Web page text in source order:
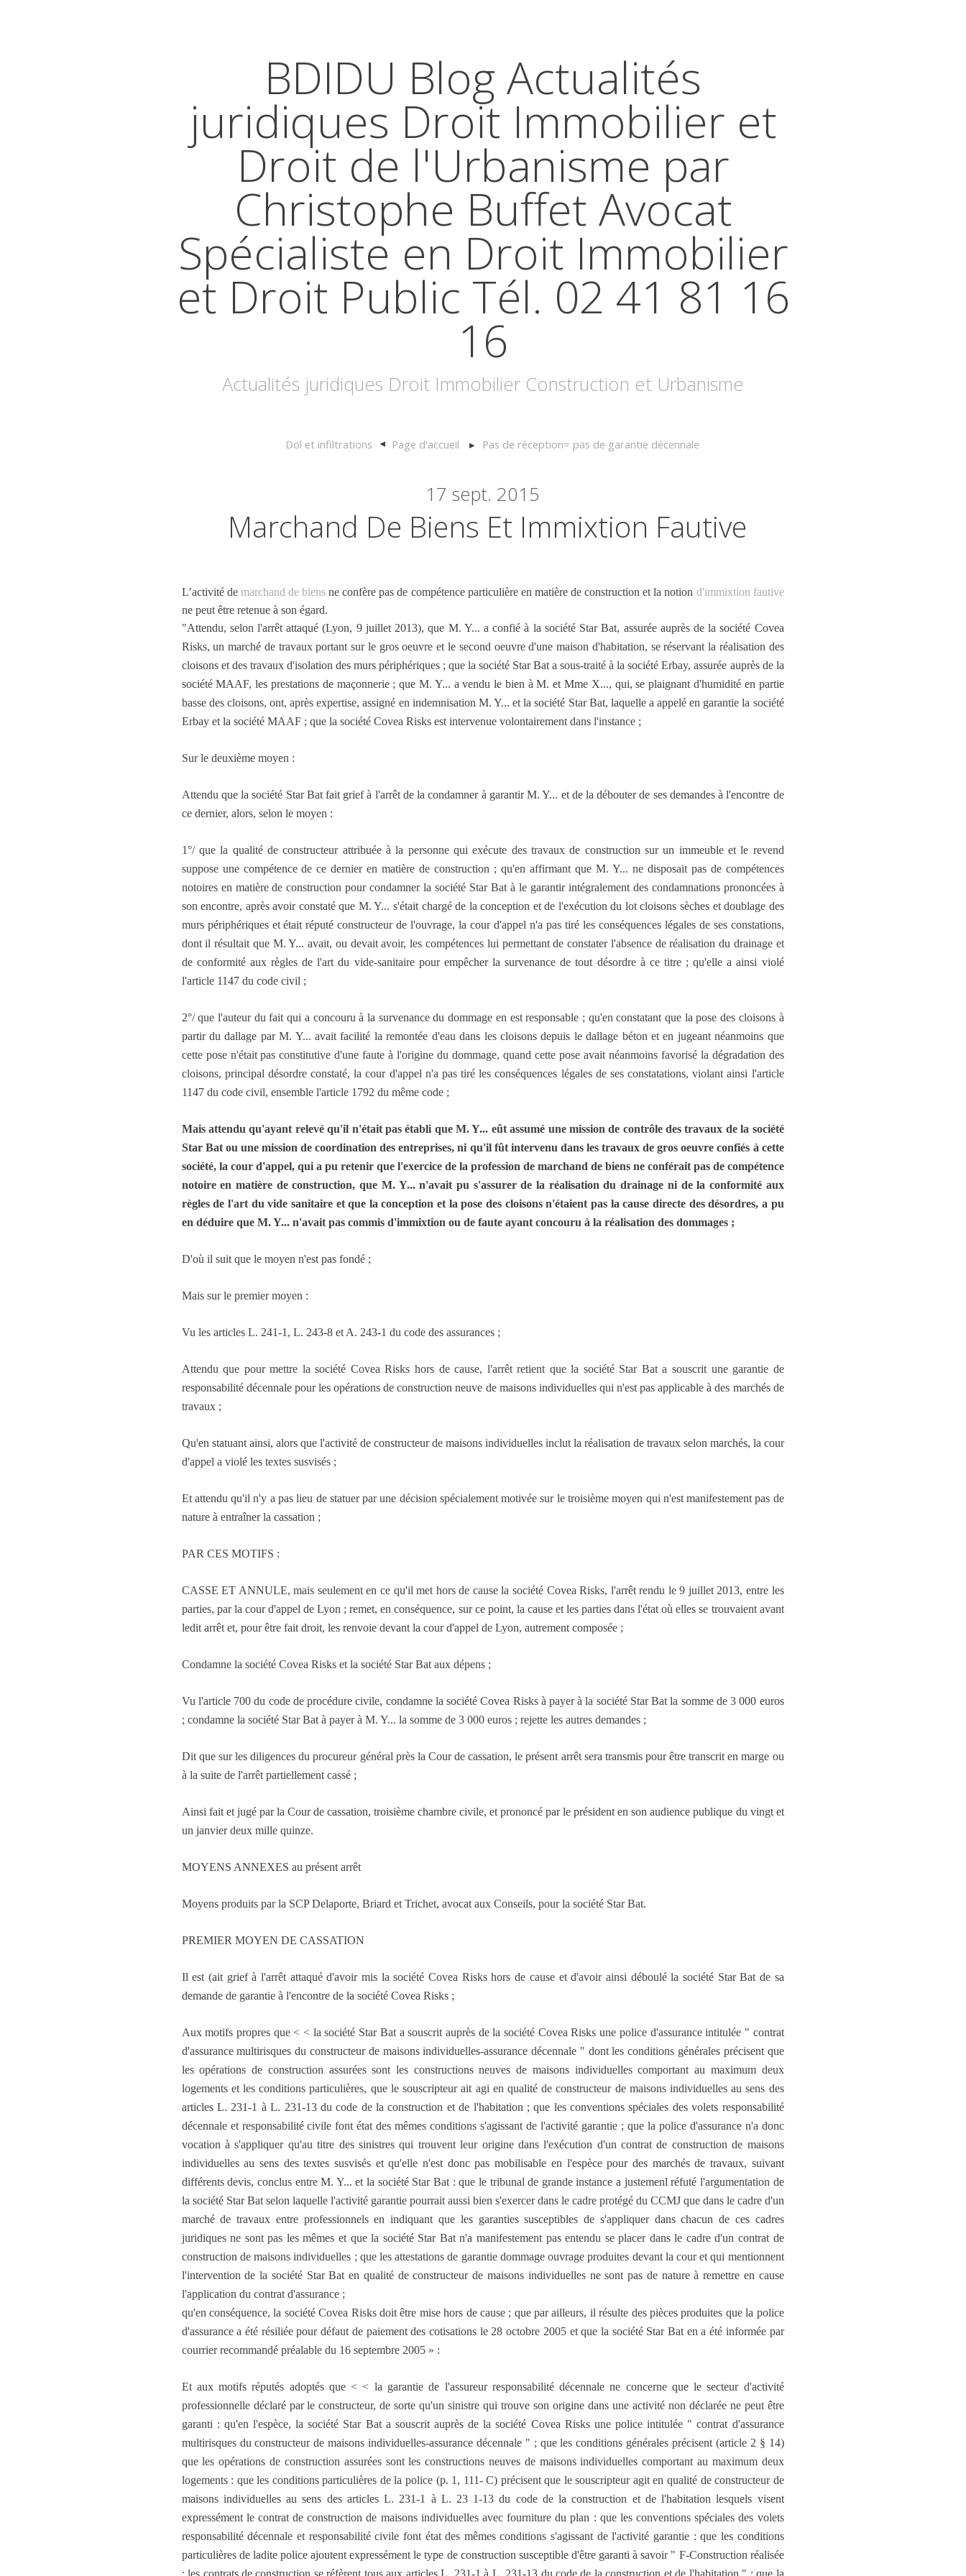
BDIDU Blog Actualités
juridiques Droit Immobilier et
Droit de l'Urbanisme par
Christophe Buffet Avocat
Spécialiste en Droit Immobilier
et Droit Public Tél. 02 41 81 16
16
Actualités juridiques Droit Immobilier Construction et Urbanisme
Dol et infiltrations Page d'accueil Pas de réception= pas de garantie décennale
17 sept. 2015
Marchand De Biens Et Immixtion Fautive
L’activité de marchand de biens ne confère pas de compétence particulière en matière de construction et la notion d'immixtion fautive
ne peut être retenue à son égard.
"Attendu, selon l'arrêt attaqué (Lyon, 9 juillet 2013), que M. Y... a confié à la société Star Bat, assurée auprès de la société Covea
Risks, un marché de travaux portant sur le gros oeuvre et le second oeuvre d'une maison d'habitation, se réservant la réalisation des
cloisons et des travaux d'isolation des murs périphériques ; que la société Star Bat a sous-traité à la société Erbay, assurée auprès de la
société MAAF, les prestations de maçonnerie ; que M. Y... a vendu le bien à M. et Mme X..., qui, se plaignant d'humidité en partie
basse des cloisons, ont, après expertise, assigné en indemnisation M. Y... et la société Star Bat, laquelle a appelé en garantie la société
Erbay et la société MAAF ; que la société Covea Risks est intervenue volontairement dans l'instance ;
Sur le deuxième moyen :
Attendu que la société Star Bat fait grief à l'arrêt de la condamner à garantir M. Y... et de la débouter de ses demandes à l'encontre de
ce dernier, alors, selon le moyen :
1°/ que la qualité de constructeur attribuée à la personne qui exécute des travaux de construction sur un immeuble et le revend
suppose une compétence de ce dernier en matière de construction ; qu'en affirmant que M. Y... ne disposait pas de compétences
notoires en matière de construction pour condamner la société Star Bat à le garantir intégralement des condamnations prononcées à
son encontre, après avoir constaté que M. Y... s'était chargé de la conception et de l'exécution du lot cloisons sèches et doublage des
murs périphériques et était réputé constructeur de l'ouvrage, la cour d'appel n'a pas tiré les conséquences légales de ses constations,
dont il résultait que M. Y... avait, ou devait avoir, les compétences lui permettant de constater l'absence de réalisation du drainage et
de conformité aux règles de l'art du vide-sanitaire pour empêcher la survenance de tout désordre à ce titre ; qu'elle a ainsi violé
l'article 1147 du code civil ;
2°/ que l'auteur du fait qui a concouru à la survenance du dommage en est responsable ; qu'en constatant que la pose des cloisons à
partir du dallage par M. Y... avait facilité la remontée d'eau dans les cloisons depuis le dallage béton et en jugeant néanmoins que
cette pose n'était pas constitutive d'une faute à l'origine du dommage, quand cette pose avait néanmoins favorisé la dégradation des
cloisons, principal désordre constaté, la cour d'appel n'a pas tiré les conséquences légales de ses constatations, violant ainsi l'article
1147 du code civil, ensemble l'article 1792 du même code ;
Mais attendu qu'ayant relevé qu'il n'était pas établi que M. Y... eût assumé une mission de contrôle des travaux de la société
Star Bat ou une mission de coordination des entreprises, ni qu'il fût intervenu dans les travaux de gros oeuvre confiés à cette
société, la cour d'appel, qui a pu retenir que l'exercice de la profession de marchand de biens ne conférait pas de compétence
notoire en matière de construction, que M. Y... n'avait pu s'assurer de la réalisation du drainage ni de la conformité aux
règles de l'art du vide sanitaire et que la conception et la pose des cloisons n'étaient pas la cause directe des désordres, a pu
en déduire que M. Y... n'avait pas commis d'immixtion ou de faute ayant concouru à la réalisation des dommages ;
D'où il suit que le moyen n'est pas fondé ;
Mais sur le premier moyen :
Vu les articles L. 241-1, L. 243-8 et A. 243-1 du code des assurances ;
Attendu que pour mettre la société Covea Risks hors de cause, l'arrêt retient que la société Star Bat a souscrit une garantie de
responsabilité décennale pour les opérations de construction neuve de maisons individuelles qui n'est pas applicable à des marchés de
travaux ;
Qu'en statuant ainsi, alors que l'activité de constructeur de maisons individuelles inclut la réalisation de travaux selon marchés, la cour
d'appel a violé les textes susvisés ;
Et attendu qu'il n'y a pas lieu de statuer par une décision spécialement motivée sur le troisième moyen qui n'est manifestement pas de
nature à entraîner la cassation ;
PAR CES MOTIFS :
CASSE ET ANNULE, mais seulement en ce qu'il met hors de cause la société Covea Risks, l'arrêt rendu le 9 juillet 2013, entre les
parties, par la cour d'appel de Lyon ; remet, en conséquence, sur ce point, la cause et les parties dans l'état où elles se trouvaient avant
ledit arrêt et, pour être fait droit, les renvoie devant la cour d'appel de Lyon, autrement composée ;
Condamne la société Covea Risks et la société Star Bat aux dépens ;
Vu l'article 700 du code de procédure civile, condamne la société Covea Risks à payer à la société Star Bat la somme de 3 000 euros
; condamne la société Star Bat à payer à M. Y... la somme de 3 000 euros ; rejette les autres demandes ;
Dit que sur les diligences du procureur général près la Cour de cassation, le présent arrêt sera transmis pour être transcrit en marge ou
à la suite de l'arrêt partiellement cassé ;
Ainsi fait et jugé par la Cour de cassation, troisième chambre civile, et prononcé par le président en son audience publique du vingt et
un janvier deux mille quinze.
MOYENS ANNEXES au présent arrêt
Moyens produits par la SCP Delaporte, Briard et Trichet, avocat aux Conseils, pour la société Star Bat.
PREMIER MOYEN DE CASSATION
Il est (ait grief à l'arrêt attaqué d'avoir mis la société Covea Risks hors de cause et d'avoir ainsi déboulé la société Star Bat de sa
demande de garantie à l'encontre de la société Covea Risks ;
Aux motifs propres que < < la société Star Bat a souscrit auprès de la société Covea Risks une police d'assurance intitulée " contrat
d'assurance multirisques du constructeur de maisons individuelles-assurance décennale " dont les conditions générales précisent que
les opérations de construction assurées sont les constructions neuves de maisons individuelles comportant au maximum deux
logements et les conditions particulières, que le souscripteur ait agi en qualité de constructeur de maisons individuelles au sens des
articles L. 231-1 à L. 231-13 du code de la construction et de l'habitation ; que les conventions spéciales des volets responsabilité
décennale et responsabilité civile font état des mêmes conditions s'agissant de l'activité garantie ; que la police d'assurance n'a donc
vocation à s'appliquer qu'au titre des sinistres qui trouvent leur origine dans l'exécution d'un contrat de construction de maisons
individuelles au sens des textes susvisés et qu'elle n'est donc pas mobilisable en l'espèce pour des marchés de travaux, suivant
différents devis, conclus entre M. Y... et la société Star Bat : que le tribunal de grande instance a justemenl réfuté l'argumentation de
la société Star Bat selon laquelle l'activité garantie pourrait aussi bien s'exercer dans le cadre protégé du CCMJ que dans le cadre d'un
marché de travaux entre professionnels en indiquant que les garanties susceptibles de s'appliquer dans chacun de ces cadres
juridiques ne sont pas les mêmes et que la société Star Bat n'a manifestement pas entendu se placer dans le cadre d'un contrat de
construction de maisons individuelles ; que les attestations de garantie dommage ouvrage produites devant la cour et qui mentionnent
l'intervention de la société Star Bat en qualité de constructeur de maisons individuelles ne sont pas de nature à remettre en cause
l'application du contrat d'assurance ;
qu'en conséquence, la société Covea Risks doit être mise hors de cause ; que par ailleurs, il résulte des pièces produites que la police
d'assurance a été résiliée pour défaut de paiement des cotisations le 28 octobre 2005 et que la société Star Bat en a été informée par
courrier recommandé préalable du 16 septembre 2005 » :
Et aux motifs réputés adoptés que < < la garantie de l'assureur responsabilité décennale ne concerne que le secteur d'activité
professionnelle déclaré par le constructeur, de sorte qu'un sinistre qui trouve son origine dans une activité non déclarée ne peut être
garanti : qu'en l'espèce, la société Star Bat a souscrit auprès de la société Covea Risks une police intitulée " contrat d'assurance
multirisques du constructeur de maisons individuelles-assurance décennale " ; que les conditions générales précisent (article 2 § 14)
que les opérations de construction assurées sont les constructions neuves de maisons individuelles comportant au maximum deux
logements : que les conditions particulières de la police (p. 1, 111- C) précisent que le souscripteur agit en qualité de constructeur de
maisons individuelles au sens des articles L. 231-1 à L. 23 1-13 du code de la construction et de l'habitation lesquels visent
expressément le contrat de construction de maisons individuelles avec fourniture du plan : que les conventions spéciales des volets
responsabilité décennale et responsabilité civile font état des mêmes conditions s'agissant de l'activité garantie : que les conditions
particulières de ladite police ajoutent expressément le type de construction susceptible d'être garanti à savoir " F-Construction réalisée